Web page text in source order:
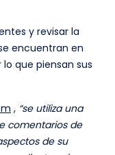
y revisar la
encuentran en
que piensan sus
, “se utiliza una
comentarios de
de su